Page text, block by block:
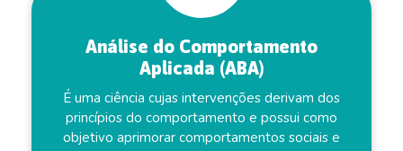
Análise do Comportamento
Aplicada (ABA)
É uma ciência cujas intervenções derivam dos
princípios do comportamento e possui como
objetivo aprimorar comportamentos sociais e